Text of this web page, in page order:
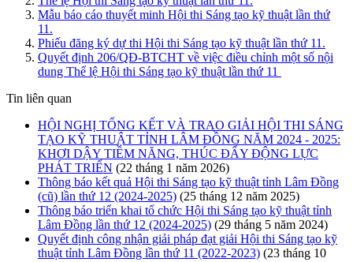
Mẫu báo cáo thuyết minh Hội thi Sáng tạo kỹ thuật lần thứ
11.
Phiếu đăng ký dự thi Hội thi Sáng tạo kỹ thuật lần thứ 11.
Quyết định 206/QĐ-BTCHT về việc điều chỉnh một số nội
dung Thể lệ Hội thi Sáng tạo kỹ thuật lần thứ 11
Tin liên quan
HỘI NGHỊ TỔNG KẾT VÀ TRAO GIẢI HỘI THI SÁNG
TẠO KỸ THUẬT TỈNH LÂM ĐỒNG NĂM 2024 - 2025:
KHƠI DẬY TIỀM NĂNG, THÚC ĐẨY ĐỘNG LỰC
PHÁT TRIỂN (22 tháng 1 năm 2026)
Thông báo kết quả Hội thi Sáng tạo kỹ thuật tỉnh Lâm Đồng
(cũ) lần thứ 12 (2024-2025) (25 tháng 12 năm 2025)
Thông báo triển khai tổ chức Hội thi Sáng tạo kỹ thuật tỉnh
Lâm Đồng lần thứ 12 (2024-2025) (29 tháng 5 năm 2024)
Quyết định công nhận giải pháp đạt giải Hội thi Sáng tạo kỹ
thuật tỉnh Lâm Đồng lần thứ 11 (2022-2023) (23 tháng 10